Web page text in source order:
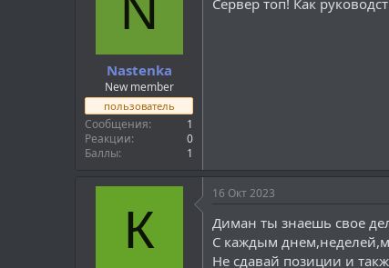
Nastenka
New member
пользователь
Сообщения
1
Реакции
0
Баллы
1
К
16 Окт 2023
Диман ты знаешь свое
С каждым
Не сдавай позиции и